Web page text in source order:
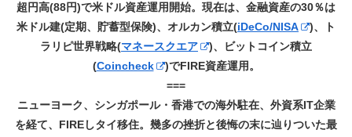
超円高(88円)で米ドル資産運用開始。現在は、金融資産の30％は
米ドル建(定期、貯蓄型保険)、オルカン積立(iDeCo/NISA
)、ト
ラリピ世界戦略(マネースクエア
)、ビットコイン積立
(Coincheck
)でFIRE資産運用。
===
ニューヨーク、シンガポール・香港での海外駐在、外資系IT企業
を経て、FIREしタイ移住。幾多の挫折と後悔の末に辿りついた最